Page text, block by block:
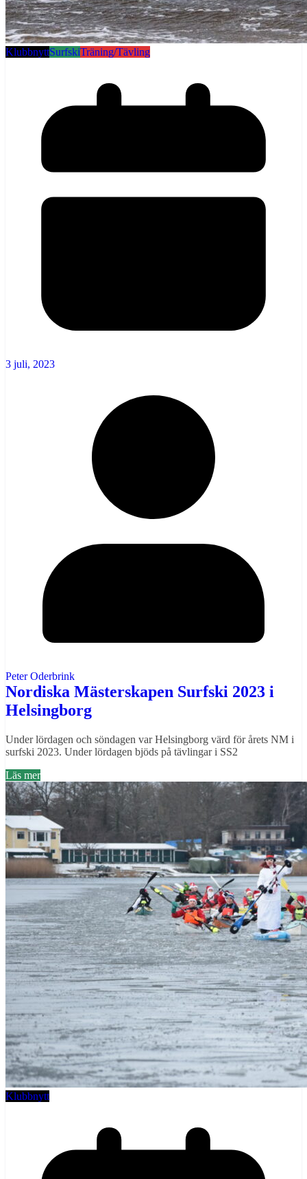
KlubbnyttSurfskiTräning/Tävling
3 juli, 2023
Peter Oderbrink
Nordiska Mästerskapen Surfski 2023 i
Helsingborg
Under lördagen och söndagen var Helsingborg värd för årets NM i
surfski 2023. Under lördagen bjöds på tävlingar i SS2
Läs mer
Klubbnytt